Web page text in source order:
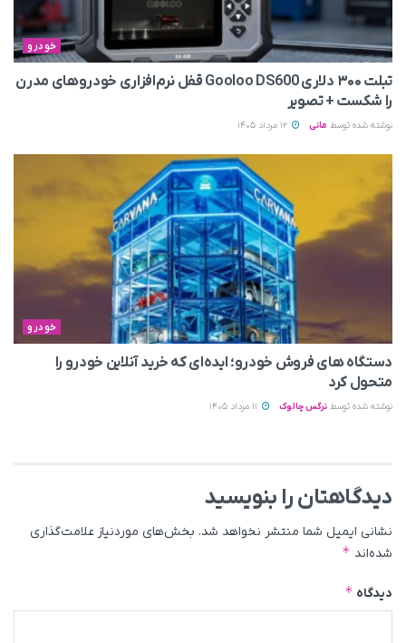
خودرو
تبلت ۳۰۰ دلاری Gooloo DS600 قفل نرم‌افزاری خودروهای مدرن
را شکست + تصویر
نوشته شده توسط مانی
خودرو
دستگاه های فروش خودرو؛ ایده‌ای که خرید آنلاین خودرو را
متحول کرد
نوشته شده توسط نرگس چالوک
دیدگاهتان را بنویسید
نشانی ایمیل شما منتشر نخواهد شد. بخش‌های موردنیاز علامت‌گذاری
شده‌اند *
دیدگاه *